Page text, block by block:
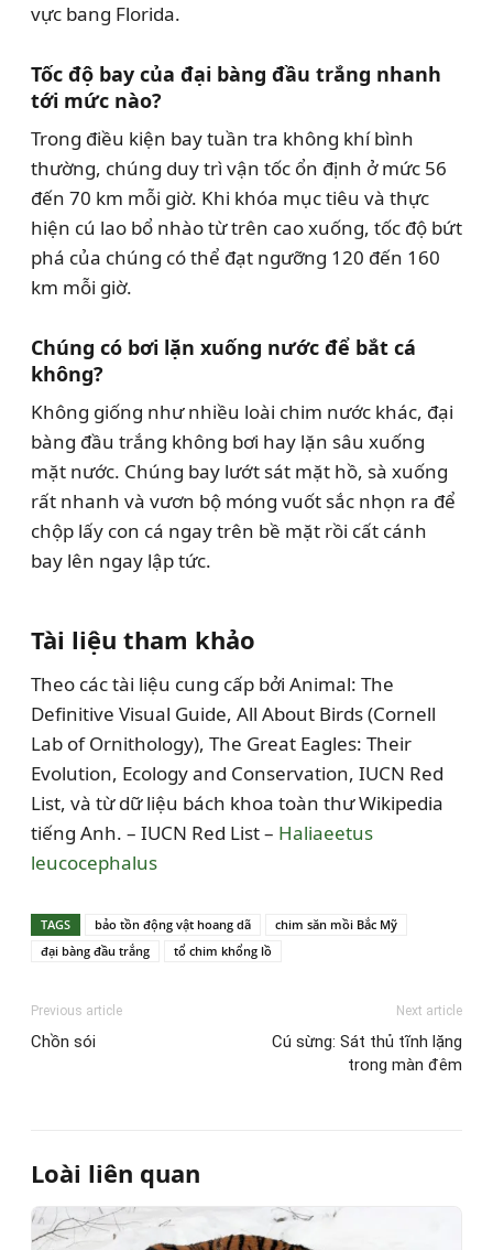
vực bang Florida.
Tốc độ bay của đại bàng đầu trắng nhanh
tới mức nào?
Trong điều kiện bay tuần tra không khí bình
thường, chúng duy trì vận tốc ổn định ở mức 56
đến 70 km mỗi giờ. Khi khóa mục tiêu và thực
hiện cú lao bổ nhào từ trên cao xuống, tốc độ bứt
phá của chúng có thể đạt ngưỡng 120 đến 160
km mỗi giờ.
Chúng có bơi lặn xuống nước để bắt cá
không?
Không giống như nhiều loài chim nước khác, đại
bàng đầu trắng không bơi hay lặn sâu xuống
mặt nước. Chúng bay lướt sát mặt hồ, sà xuống
rất nhanh và vươn bộ móng vuốt sắc nhọn ra để
chộp lấy con cá ngay trên bề mặt rồi cất cánh
bay lên ngay lập tức.
Tài liệu tham khảo
Theo các tài liệu cung cấp bởi Animal: The
Definitive Visual Guide, All About Birds (Cornell
Lab of Ornithology), The Great Eagles: Their
Evolution, Ecology and Conservation, IUCN Red
List, và từ dữ liệu bách khoa toàn thư Wikipedia
tiếng Anh. – IUCN Red List – Haliaeetus
leucocephalus
TAGS bảo tồn động vật hoang dã
chim săn mồi Bắc Mỹ
đại bàng đầu trắng
tổ chim khổng lồ
Previous article
Chồn sói
Next article
Cú sừng: Sát thủ tĩnh lặng
trong màn đêm
Loài liên quan